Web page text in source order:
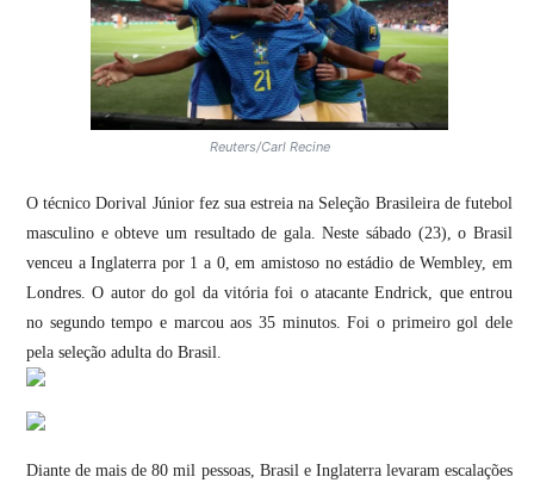
Reuters/Carl Recine
O técnico Dorival Júnior fez sua estreia na Seleção Brasileira de futebol
masculino e obteve um resultado de gala. Neste sábado (23), o Brasil
venceu a Inglaterra por 1 a 0, em amistoso no estádio de Wembley, em
Londres. O autor do gol da vitória foi o atacante Endrick, que entrou
no segundo tempo e marcou aos 35 minutos. Foi o primeiro gol dele
pela seleção adulta do Brasil.
Diante de mais de 80 mil pessoas, Brasil e Inglaterra levaram escalações